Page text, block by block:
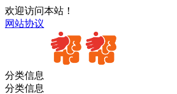
欢迎访问本站！
网站协议
分类信息
分类信息